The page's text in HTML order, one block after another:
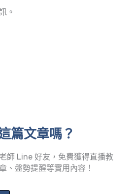
。
篇文章嗎？
師 Line 好友，免費獲得直播教
、盤勢提醒等實用內容！